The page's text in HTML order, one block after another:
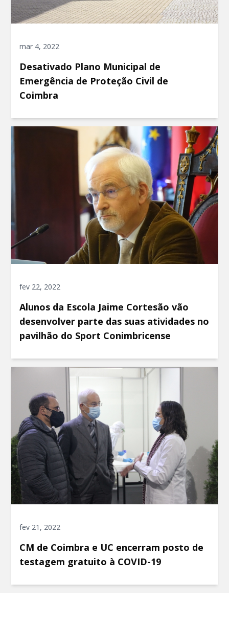
mar 4, 2022
Desativado Plano Municipal de
Emergência de Proteção Civil de
Coimbra
fev 22, 2022
Alunos da Escola Jaime Cortesão vão
desenvolver parte das suas atividades no
pavilhão do Sport Conimbricense
fev 21, 2022
CM de Coimbra e UC encerram posto de
testagem gratuito à COVID-19